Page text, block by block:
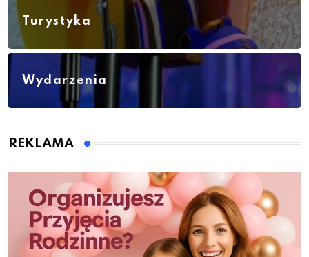
Turystyka
Wydarzenia
REKLAMA